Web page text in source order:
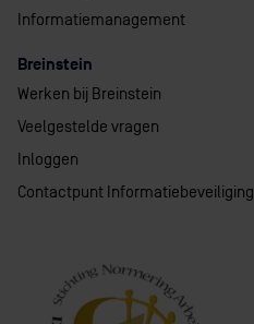
Informatiemanagement
Breinstein
Werken bij Breinstein
Veelgestelde vragen
Inloggen
Contactpunt Informatiebeveiliging